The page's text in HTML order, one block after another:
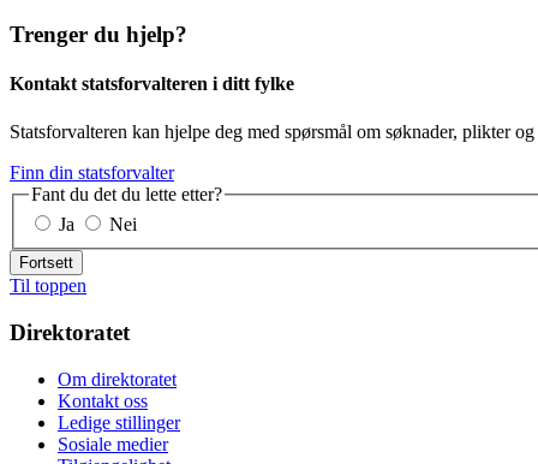
Trenger du hjelp?
Kontakt statsforvalteren i ditt fylke
Statsforvalteren kan hjelpe deg med spørsmål om søknader, plikter og
Finn din statsforvalter
Fant du det du lette etter?
Ja
Nei
Fortsett
Til toppen
Direktoratet
Om direktoratet
Kontakt oss
Ledige stillinger
Sosiale medier